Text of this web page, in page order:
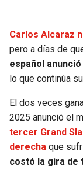
CARDINALS
RAMS
49ERS
MAVERICKS
ROCKETS
GRIZZLIES
Carlos Alcaraz
pero a días de
español
lo que continúa
El dos veces
2025 anunció el
tercer Grand
derecha que
costó la gira de